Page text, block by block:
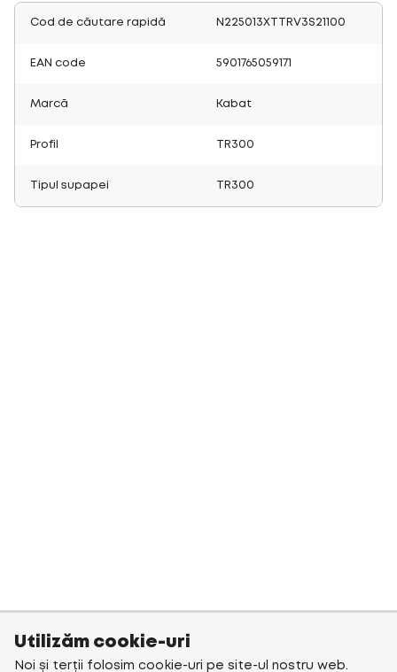
Cod de căutare rapidă N225013XTTRV3S21100
EAN code 5901765059171
Marcă Kabat
Profil TR300
Tipul supapei TR300
Utilizăm cookie-uri
Noi și terții folosim cookie-uri pe site-ul nostru web.